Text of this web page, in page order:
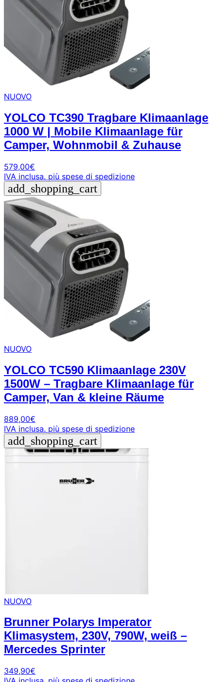
NUOVO
YOLCO TC390 Tragbare Klimaanlage
1000 W | Mobile Klimaanlage für
Camper, Wohnmobil & Zuhause
579,00€
IVA inclusa. più spese di spedizione
add_shopping_cart
NUOVO
YOLCO TC590 Klimaanlage 230V
1500W – Tragbare Klimaanlage für
Camper, Van & kleine Räume
889,00€
IVA inclusa. più spese di spedizione
add_shopping_cart
NUOVO
Brunner Polarys Imperator
Klimasystem, 230V, 790W, weiß –
Mercedes Sprinter
349,90€